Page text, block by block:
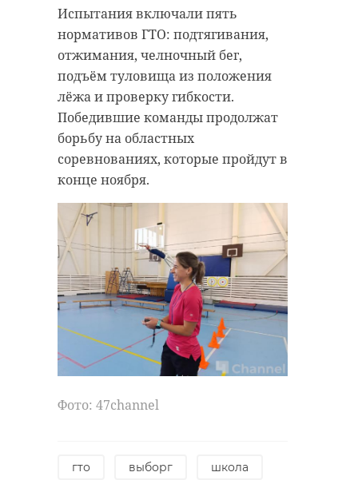
Испытания включали пять
нормативов ГТО: подтягивания,
отжимания, челночный бег,
подъём туловища из положения
лёжа и проверку гибкости.
Победившие команды продолжат
борьбу на областных
соревнованиях, которые пройдут в
конце ноября.
Фото: 47channel
гто выборг школа